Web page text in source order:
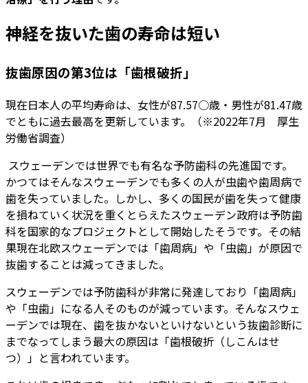
神経を抜いた歯の寿命は短い
抜歯原因の第3位は「歯根破折」
現在日本人の平均寿命は、女性が87.57○歳・男性が81.47歳
でともに過去最高を更新しています。（※2022年7月 厚生
労働省調査）
スウェーデンでは世界でも有名な予防歯科の先進国です。
かつてはそんなスウェーデンでも多くの人が虫歯や歯周病で
歯を失っていました。しかし、多くの国民が歯を失って健康
を損ねていく状況を重くとらえたスウェーデン政府は予防歯
科を国家的なプロジェクトとして開始したそうです。その結
果現在北欧スウェーデンでは「歯周病」や「虫歯」が原因で
抜歯することは減ってきました。
スウェーデンでは予防歯科が非常に発達しており「歯周病」
や「虫歯」になる人そのものが減っています。そんなスウェ
ーデンでは現在、歯を抜かないといけないという抜歯診断に
までなってしまう最大の原因は「歯根破折（しこんはせ
つ）」と言われています。